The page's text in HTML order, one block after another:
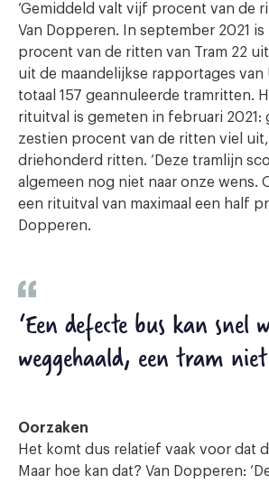
‘Gemiddeld valt vijf procent van de
Van Dopperen. In september 2021
procent van de ritten van Tram 22
uit de maandelijkse rapportages van
totaal 157 geannuleerde tramritten.
rituitval is gemeten in februari 2021:
zestien procent van de ritten viel
driehonderd ritten. ‘Deze tramlijn
algemeen nog niet naar onze wens.
een rituitval van maximaal een half
Dopperen.
‘Een defecte bus kan snel
weggehaald, een tram
Oorzaken
Het komt dus relatief vaak voor dat
Maar hoe kan dat? Van Dopperen: